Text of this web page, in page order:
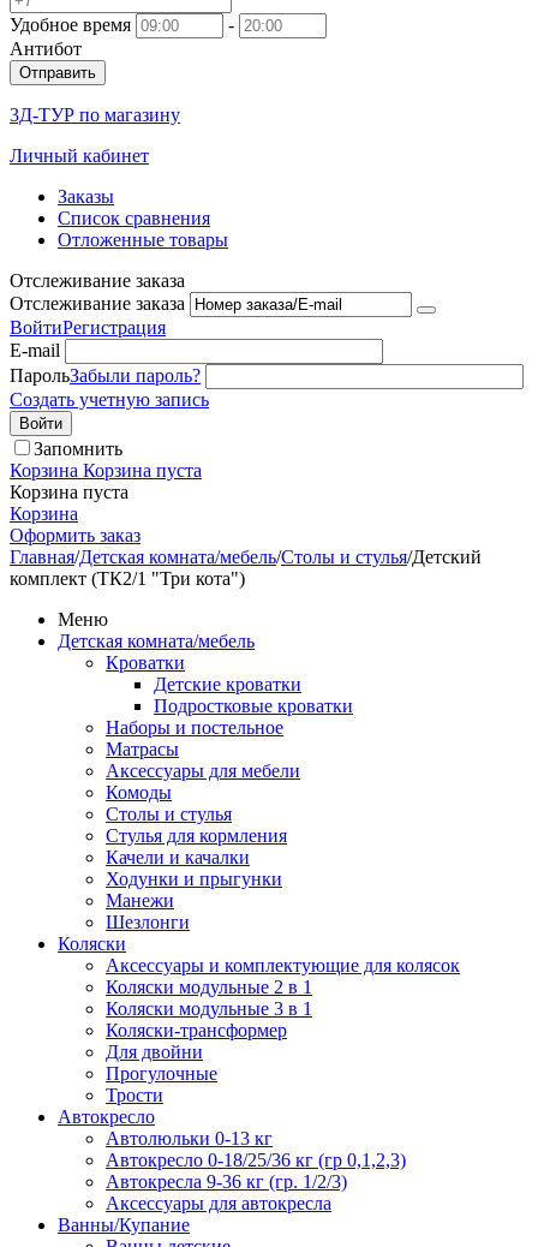
Удобное время
-
Антибот
Отправить
3Д-ТУР по магазину
Личный кабинет
Заказы
Список сравнения
Отложенные товары
Отслеживание заказа
Отслеживание заказа
ВойтиРегистрация
E-mail
ПарольЗабыли пароль?
Создать учетную запись
Войти
Запомнить
Корзина Корзина пуста
Корзина пуста
Корзина
Оформить заказ
Главная/Детская комната/мебель/Столы и стулья/Детский
комплект (ТК2/1 "Три кота")
Меню
Детская комната/мебель
Кроватки
Детские кроватки
Подростковые кроватки
Наборы и постельное
Матрасы
Аксессуары для мебели
Комоды
Столы и стулья
Стулья для кормления
Качели и качалки
Ходунки и прыгунки
Манежи
Шезлонги
Коляски
Аксессуары и комплектующие для колясок
Коляски модульные 2 в 1
Коляски модульные 3 в 1
Коляски-трансформер
Для двойни
Прогулочные
Трости
Автокресло
Автолюльки 0-13 кг
Автокресло 0-18/25/36 кг (гр 0,1,2,3)
Автокресла 9-36 кг (гр. 1/2/3)
Аксессуары для автокресла
Ванны/Купание